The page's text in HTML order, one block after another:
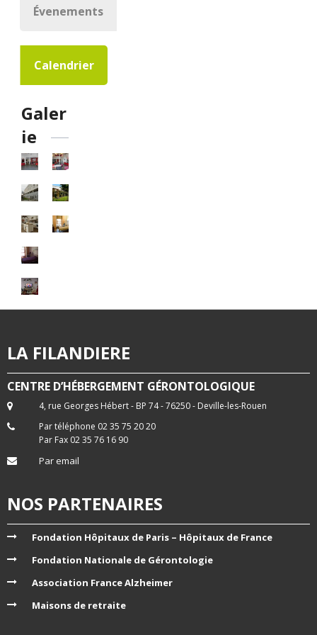
Évenements
Calendrier
Galer
ie
LA FILANDIERE
CENTRE D’HÉBERGEMENT GÉRONTOLOGIQUE
4, rue Georges Hébert - BP 74 - 76250 - Deville-les-Rouen
Par téléphone 02 35 75 20 20
Par Fax 02 35 76 16 90
Par email
NOS PARTENAIRES
Fondation Hôpitaux de Paris – Hôpitaux de France
Fondation Nationale de Gérontologie
Association France Alzheimer
Maisons de retraite